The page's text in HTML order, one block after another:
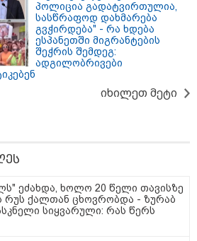
სამღვდელოებასთან
ლატარიას სახლში და
საოხად პანაშვიდი
ბათუმში, კლინიკის
საპირფარეშოში გააჩინა,
შემდეგ კი დაზიანებები მიაყენა
პოლიცია გადატვირთულია,
სასწრაფოდ დახმარება
გვჭირდება" - რა ხდება
ესპანეთში მიგრანტების
შეჭრის შემდეგ:
ადგილობრივები
იხილეთ მეტი
ეძახდა, ხოლო 20 წელი თავისზე
რუს ქალთან ცხოვრობდა - ზურაბ
სიყვარული: რას წერს